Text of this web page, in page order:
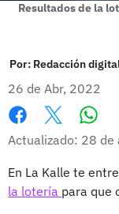
Resultados de la
Por: Redacción
26 de Abr, 2022
Facebook
X
Actualizado: 28 de
En La Kalle te
la lotería para que